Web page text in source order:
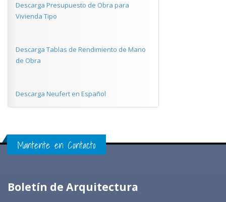
Descarga Presupuesto de Obra para
Vivienda Tipo
Descarga Tablas de Rendimiento de Mano
de Obra
Descarga Neufert en Español
Mantente en Contacto
Boletín de Arquitectura